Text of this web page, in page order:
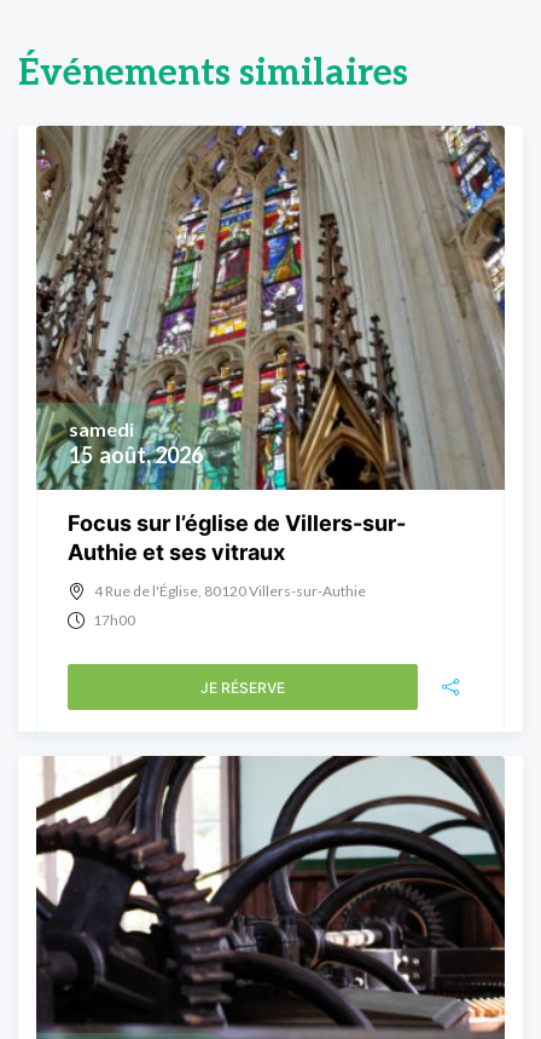
Événements similaires
15 août, 2026
samedi
Focus sur l’église de Villers-sur-
Authie et ses vitraux
4 Rue de l'Église, 80120 Villers-sur-Authie
17h00
JE RÉSERVE